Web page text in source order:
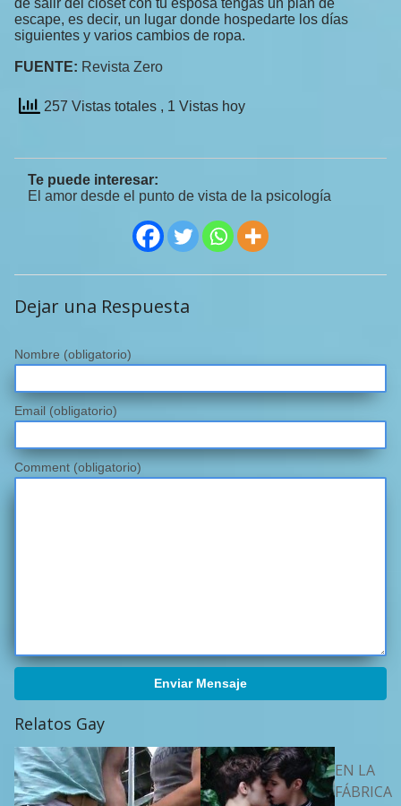
de salir del clóset con tu esposa tengas un plan de
escape, es decir, un lugar donde hospedarte los días
siguientes y varios cambios de ropa.
FUENTE: Revista Zero
257 Vistas totales , 1 Vistas hoy
Te puede interesar:
El amor desde el punto de vista de la psicología
Dejar una Respuesta
Nombre (obligatorio)
Email (obligatorio)
Comment (obligatorio)
Enviar Mensaje
Relatos Gay
EN LA
FÁBRICA